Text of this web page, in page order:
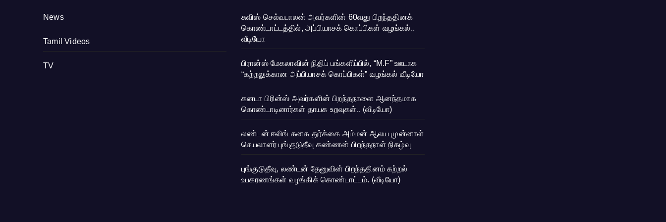
News
Tamil Videos
TV
சுவிஸ் செல்வபாலன் அவர்களின் 60வது பிறந்ததினக்
கொண்டாட்டத்தில், அப்பியாசக் கொப்பிகள் வழங்கல்..
வீடியோ
பிரான்ஸ் மேகலாவின் நிதிப் பங்களிப்பில், “M.F” ஊடாக
“கற்றலுக்கான அப்பியாசக் கொப்பிகள்” வழங்கல் வீடியோ
கனடா பிரின்ஸ் அவர்களின் பிறந்தநாளை ஆனந்தமாக
கொண்டாடினார்கள் தாயக உறவுகள்.. (வீடியோ)
லண்டன் ஈலிங் கனக துர்க்கை அம்மன் ஆலய முன்னாள்
செயலாளர் புங்குடுதீவு கண்ணன் பிறந்தநாள் நிகழ்வு
புங்குடுதீவு, லண்டன் தேனுவின் பிறந்ததினம் கற்றல்
உபகரணங்கள் வழங்கிக் கொண்டாட்டம். (வீடியோ)